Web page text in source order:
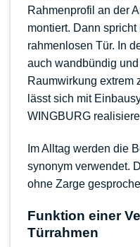
Rahmenprofil an der
montiert. Dann
rahmenlosen Tür. In
auch wandbündig
Raumwirkung extrem
lässt sich mit
WINGBURG
Im Alltag werden die
synonym verwendet.
ohne Zarge
Funktion einer
Türrahmen